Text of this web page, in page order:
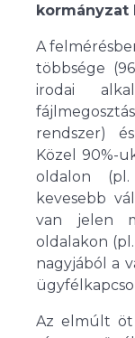
kormányzat
A
többsége
irodai
rendszer)
Közel 90%-
oldalon (pl.
kevesebb
van jelen
oldalakon
nagyjából a
Az elmúlt öt